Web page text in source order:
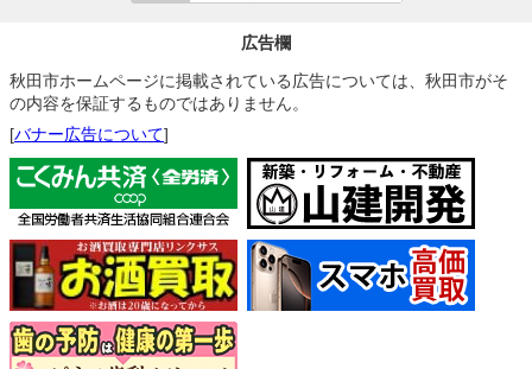
広告欄
秋田市ホームページに掲載されている広告については、秋田市がそ
の内容を保証するものではありません。
[バナー広告について]